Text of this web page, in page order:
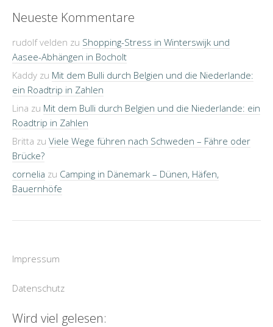
Neueste Kommentare
rudolf velden zu Shopping-Stress in Winterswijk und
Aasee-Abhängen in Bocholt
Kaddy zu Mit dem Bulli durch Belgien und die Niederlande:
ein Roadtrip in Zahlen
Lina zu Mit dem Bulli durch Belgien und die Niederlande: ein
Roadtrip in Zahlen
Britta zu Viele Wege führen nach Schweden – Fähre oder
Brücke?
cornelia zu Camping in Dänemark – Dünen, Häfen,
Bauernhöfe
Impressum
Datenschutz
Wird viel gelesen: